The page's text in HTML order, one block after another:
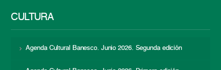
CULTURA
Agenda Cultural Banesco. Junio 2026. Segunda edición